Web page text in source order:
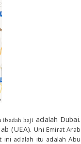
ibadah haji adalah Dubai.
(UEA).Uni Emirat Arab
ini adalah itu adalah Abu